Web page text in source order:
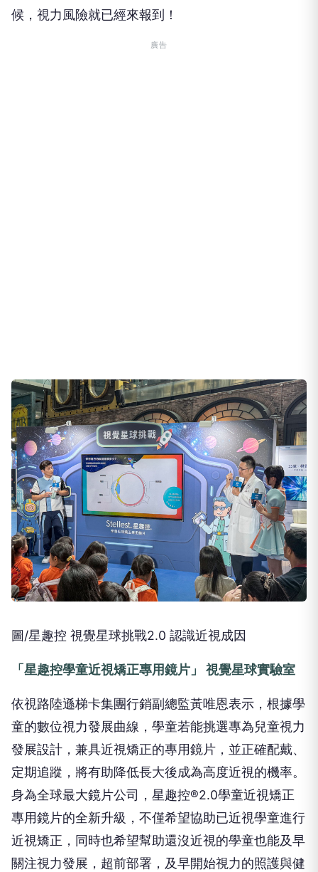
候，視力風險就已經來報到！
廣告
圖/星趣控 視覺星球挑戰2.0 認識近視成因
「星趣控學童近視矯正專用鏡片」 視覺星球實驗室
依視路陸遜梯卡集團行銷副總監黃唯恩表示，根據學
童的數位視力發展曲線，學童若能挑選專為兒童視力
發展設計，兼具近視矯正的專用鏡片，並正確配戴、
定期追蹤，將有助降低長大後成為高度近視的機率。
身為全球最大鏡片公司，星趣控®2.0學童近視矯正
專用鏡片的全新升級，不僅希望協助已近視學童進行
近視矯正，同時也希望幫助還沒近視的學童也能及早
關注視力發展，超前部署，及早開始視力的照護與健